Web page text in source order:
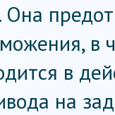
Она
в
в
на